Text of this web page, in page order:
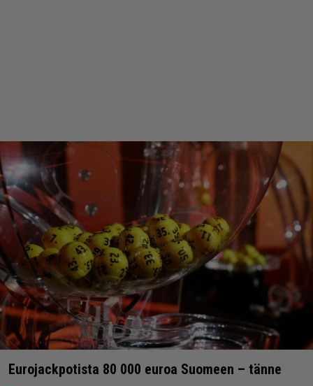
Eurojackpotista 80 000 euroa Suomeen – tänne